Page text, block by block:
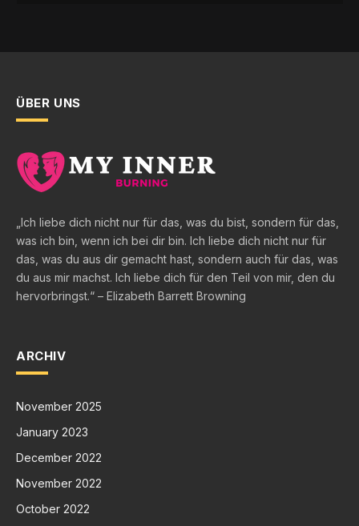
ÜBER UNS
„Ich liebe dich nicht nur für das, was du bist, sondern für das,
was ich bin, wenn ich bei dir bin. Ich liebe dich nicht nur für
das, was du aus dir gemacht hast, sondern auch für das, was
du aus mir machst. Ich liebe dich für den Teil von mir, den du
hervorbringst.“ – Elizabeth Barrett Browning
ARCHIV
November 2025
January 2023
December 2022
November 2022
October 2022